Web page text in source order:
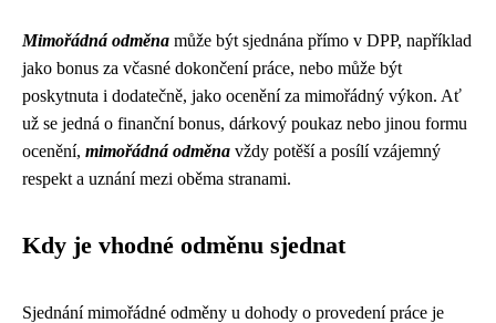
Mimořádná odměna může být sjednána přímo v DPP, například
jako bonus za včasné dokončení práce, nebo může být
poskytnuta i dodatečně, jako ocenění za mimořádný výkon. Ať
už se jedná o finanční bonus, dárkový poukaz nebo jinou formu
ocenění, mimořádná odměna vždy potěší a posílí vzájemný
respekt a uznání mezi oběma stranami.
Kdy je vhodné odměnu sjednat
Sjednání mimořádné odměny u dohody o provedení práce je